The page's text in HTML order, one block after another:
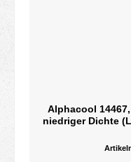
Alphacool
niedriger Dichte